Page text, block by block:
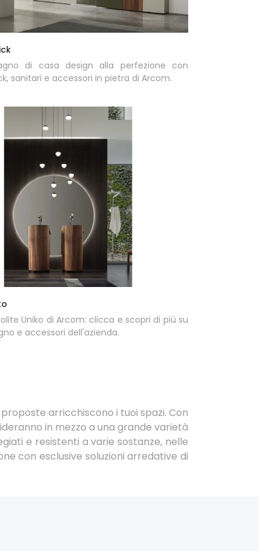
di casa design alla perfezione con
sanitari e accessori in pietra di Arcom.
Uniko di Arcom: clicca e scopri di più su
e accessori dell'azienda.
arricchiscono i tuoi spazi. Con
in mezzo a una grande varietà
e resistenti a varie sostanze, nelle
con esclusive soluzioni arredative di